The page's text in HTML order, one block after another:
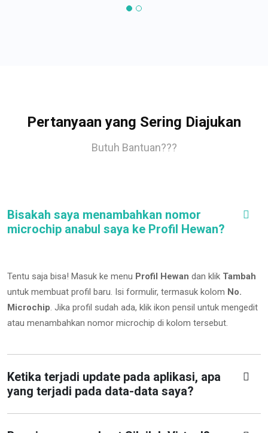
Pertanyaan yang Sering Diajukan
Butuh Bantuan???
Bisakah saya menambahkan nomor
microchip anabul saya ke Profil Hewan?
Tentu saja bisa! Masuk ke menu Profil Hewan dan klik Tambah
untuk membuat profil baru. Isi formulir, termasuk kolom No.
Microchip. Jika profil sudah ada, klik ikon pensil untuk mengedit
atau menambahkan nomor microchip di kolom tersebut.
Ketika terjadi update pada aplikasi, apa
yang terjadi pada data-data saya?